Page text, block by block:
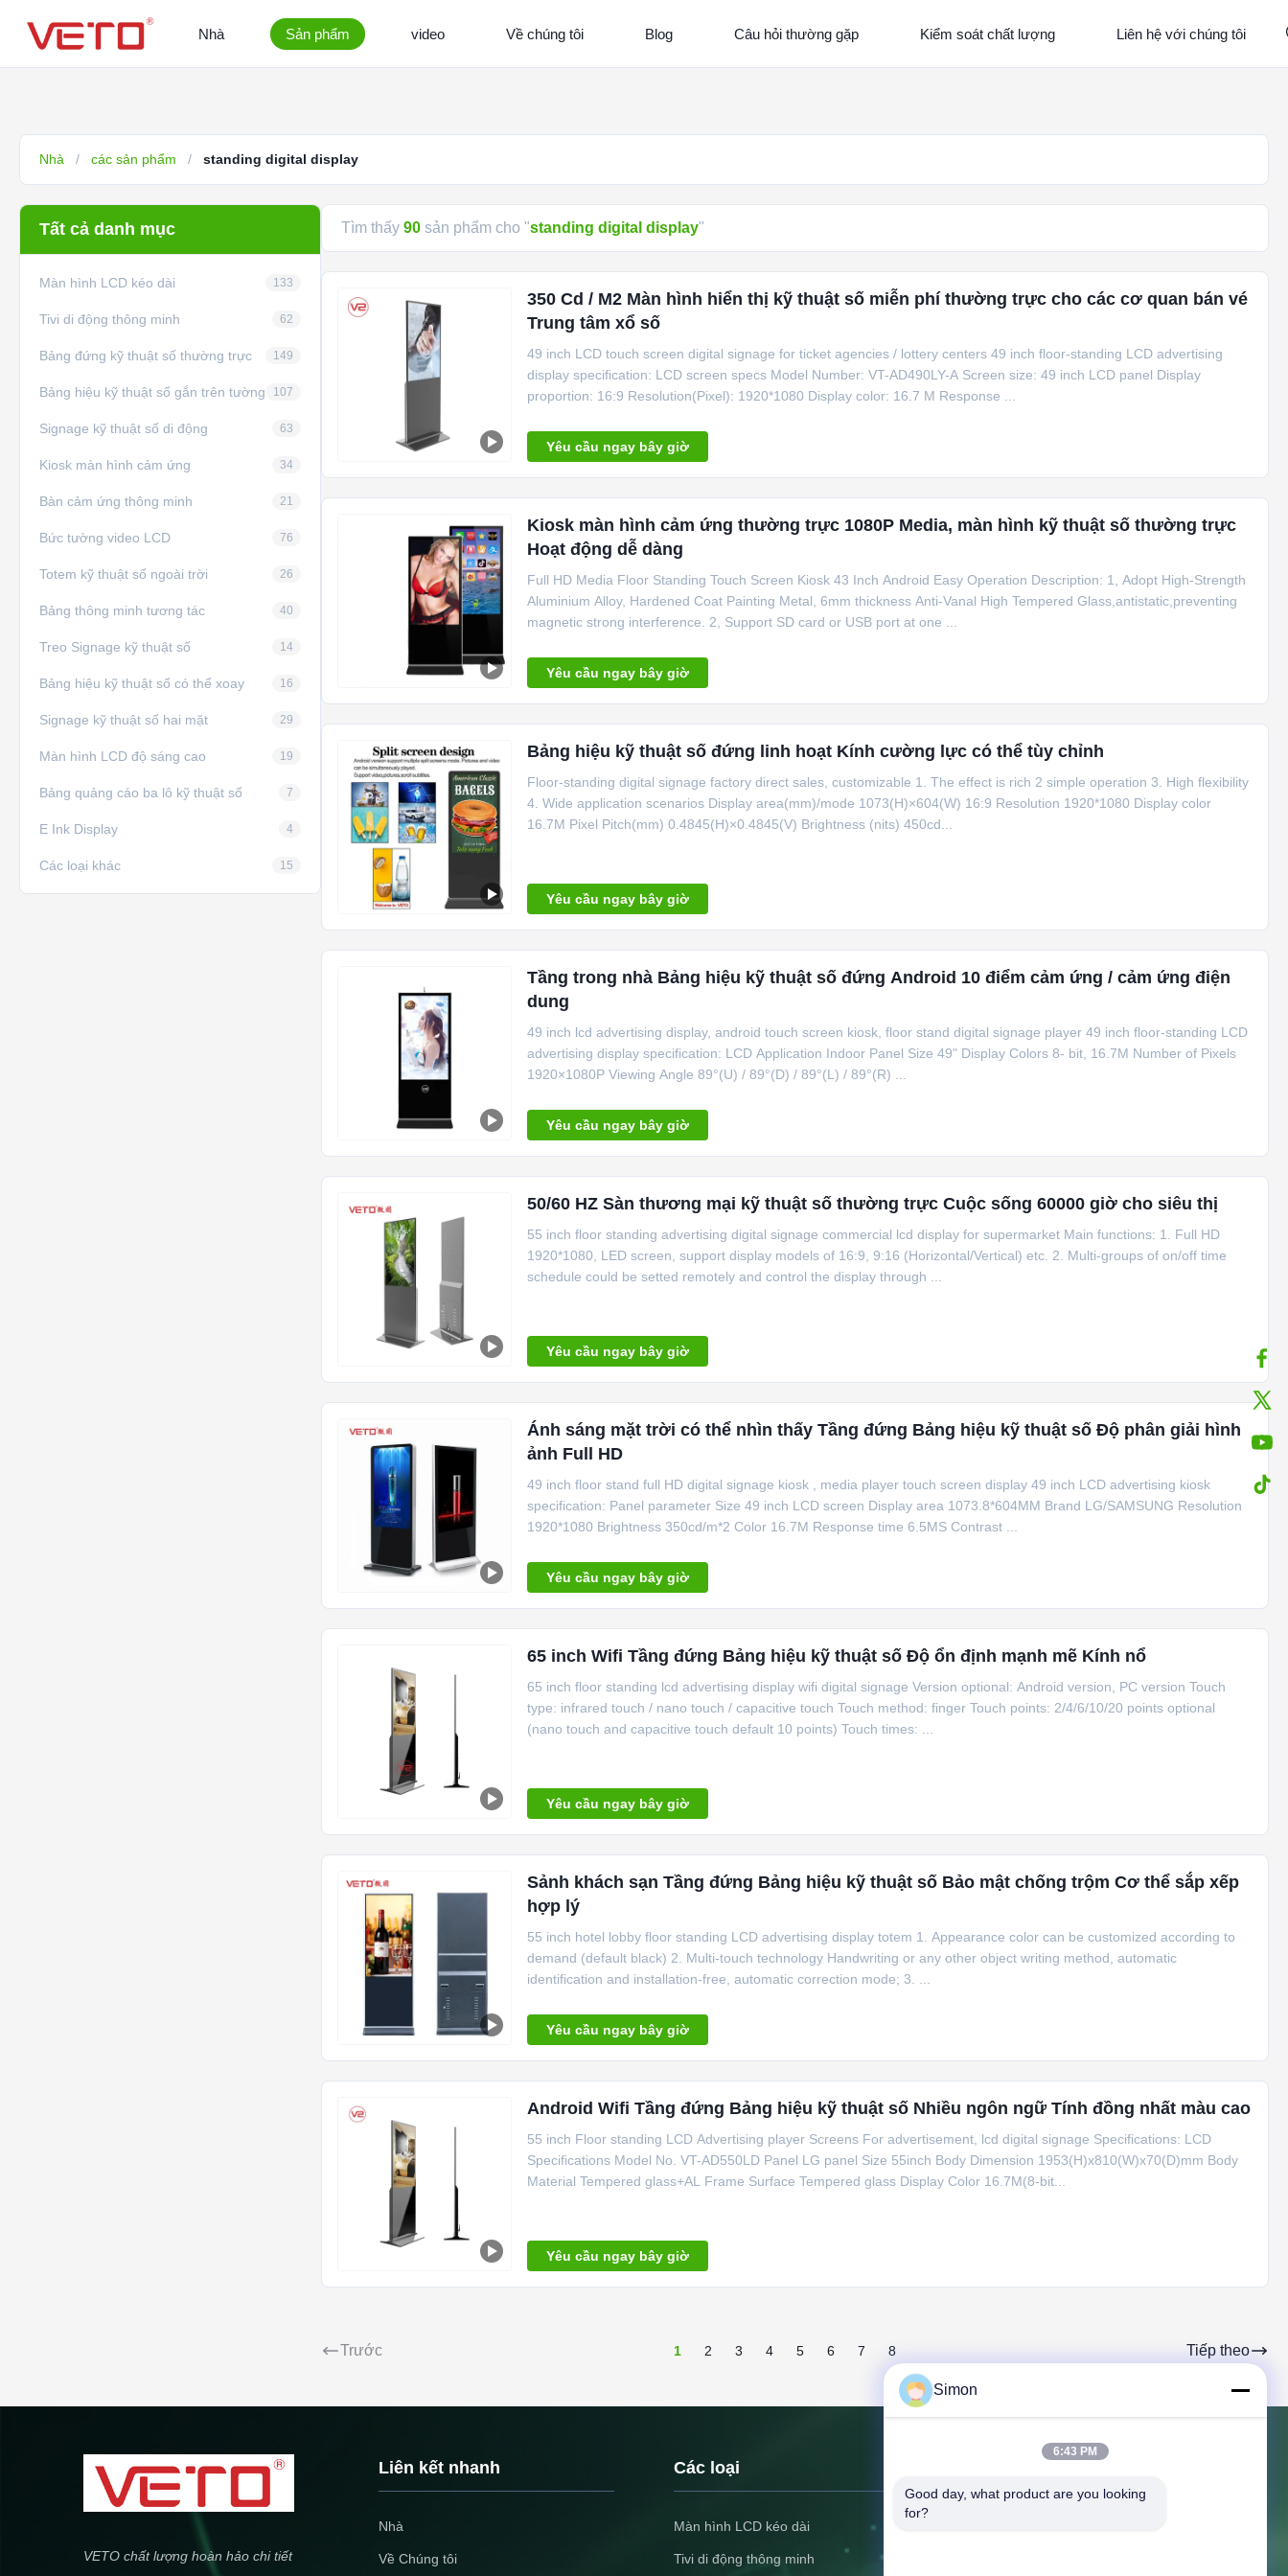
Nhà Sản phẩm video Về chúng tôi Blog Câu hỏi thường gặp Kiểm soát chất lượng Liên hệ với chúng tôi
Nhà / các sản phẩm / standing digital display
Tất cả danh mục
Màn hình LCD kéo dài 133
Tivi di động thông minh 62
Bảng đứng kỹ thuật số thường trực 149
Bảng hiệu kỹ thuật số gắn trên tường 107
Signage kỹ thuật số di động 63
Kiosk màn hình cảm ứng 34
Bàn cảm ứng thông minh 21
Bức tường video LCD 76
Totem kỹ thuật số ngoài trời 26
Bảng thông minh tương tác 40
Treo Signage kỹ thuật số 14
Bảng hiệu kỹ thuật số có thể xoay 16
Signage kỹ thuật số hai mặt 29
Màn hình LCD độ sáng cao 19
Bảng quảng cáo ba lô kỹ thuật số 7
E Ink Display 4
Các loại khác 15
Tìm thấy 90 sản phẩm cho "standing digital display"
350 Cd / M2 Màn hình hiển thị kỹ thuật số miễn phí thường trực cho các cơ quan bán vé
Trung tâm xổ số
49 inch LCD touch screen digital signage for ticket agencies / lottery centers 49 inch floor-standing LCD advertising
display specification: LCD screen specs Model Number: VT-AD490LY-A Screen size: 49 inch LCD panel Display
proportion: 16:9 Resolution(Pixel): 1920*1080 Display color: 16.7 M Response ...
Yêu cầu ngay bây giờ
Kiosk màn hình cảm ứng thường trực 1080P Media, màn hình kỹ thuật số thường trực
Hoạt động dễ dàng
Full HD Media Floor Standing Touch Screen Kiosk 43 Inch Android Easy Operation Description: 1, Adopt High-Strength
Aluminium Alloy, Hardened Coat Painting Metal, 6mm thickness Anti-Vanal High Tempered Glass,antistatic,preventing
magnetic strong interference. 2, Support SD card or USB port at one ...
Yêu cầu ngay bây giờ
Bảng hiệu kỹ thuật số đứng linh hoạt Kính cường lực có thể tùy chỉnh
Floor-standing digital signage factory direct sales, customizable 1. The effect is rich 2 simple operation 3. High flexibility
4. Wide application scenarios Display area(mm)/mode 1073(H)×604(W) 16:9 Resolution 1920*1080 Display color
16.7M Pixel Pitch(mm) 0.4845(H)×0.4845(V) Brightness (nits) 450cd...
Yêu cầu ngay bây giờ
Tầng trong nhà Bảng hiệu kỹ thuật số đứng Android 10 điểm cảm ứng / cảm ứng điện
dung
49 inch lcd advertising display, android touch screen kiosk, floor stand digital signage player 49 inch floor-standing LCD
advertising display specification: LCD Application Indoor Panel Size 49" Display Colors 8- bit, 16.7M Number of Pixels
1920×1080P Viewing Angle 89°(U) / 89°(D) / 89°(L) / 89°(R) ...
Yêu cầu ngay bây giờ
50/60 HZ Sàn thương mại kỹ thuật số thường trực Cuộc sống 60000 giờ cho siêu thị
55 inch floor standing advertising digital signage commercial lcd display for supermarket Main functions: 1. Full HD
1920*1080, LED screen, support display models of 16:9, 9:16 (Horizontal/Vertical) etc. 2. Multi-groups of on/off time
schedule could be setted remotely and control the display through ...
Yêu cầu ngay bây giờ
Ánh sáng mặt trời có thể nhìn thấy Tầng đứng Bảng hiệu kỹ thuật số Độ phân giải hình
ảnh Full HD
49 inch floor stand full HD digital signage kiosk , media player touch screen display 49 inch LCD advertising kiosk
specification: Panel parameter Size 49 inch LCD screen Display area 1073.8*604MM Brand LG/SAMSUNG Resolution
1920*1080 Brightness 350cd/m*2 Color 16.7M Response time 6.5MS Contrast ...
Yêu cầu ngay bây giờ
65 inch Wifi Tầng đứng Bảng hiệu kỹ thuật số Độ ổn định mạnh mẽ Kính nổ
65 inch floor standing lcd advertising display wifi digital signage Version optional: Android version, PC version Touch
type: infrared touch / nano touch / capacitive touch Touch method: finger Touch points: 2/4/6/10/20 points optional
(nano touch and capacitive touch default 10 points) Touch times: ...
Yêu cầu ngay bây giờ
Sảnh khách sạn Tầng đứng Bảng hiệu kỹ thuật số Bảo mật chống trộm Cơ thể sắp xếp
hợp lý
55 inch hotel lobby floor standing LCD advertising display totem 1. Appearance color can be customized according to
demand (default black) 2. Multi-touch technology Handwriting or any other object writing method, automatic
identification and installation-free, automatic correction mode; 3. ...
Yêu cầu ngay bây giờ
Android Wifi Tầng đứng Bảng hiệu kỹ thuật số Nhiều ngôn ngữ Tính đồng nhất màu cao
55 inch Floor standing LCD Advertising player Screens For advertisement, lcd digital signage Specifications: LCD
Specifications Model No. VT-AD550LD Panel LG panel Size 55inch Body Dimension 1953(H)x810(W)x70(D)mm Body
Material Tempered glass+AL Frame Surface Tempered glass Display Color 16.7M(8-bit...
Yêu cầu ngay bây giờ
Trước 1 2 3 4 5 6 7 8 Tiếp theo
VETO chất lượng hoàn hảo chi tiết
Liên kết nhanh
Nhà
Về Chúng tôi
Các loại
Màn hình LCD kéo dài
Tivi di động thông minh
Simon
6:43 PM
Good day, what product are you looking
for?